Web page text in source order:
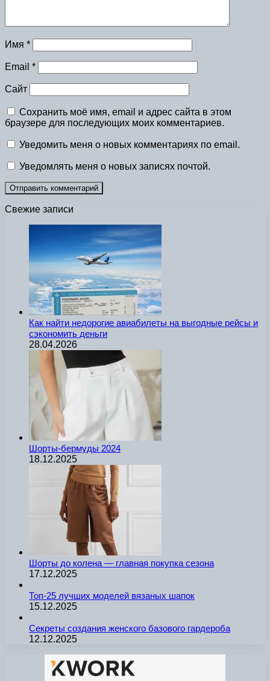
Имя *
Email *
Сайт
Сохранить моё имя, email и адрес сайта в этом
браузере для последующих моих комментариев.
Уведомить меня о новых комментариях по email.
Уведомлять меня о новых записях почтой.
Свежие записи
Как найти недорогие авиабилеты на выгодные рейсы и
сэкономить деньги
28.04.2026
Шорты-бермуды 2024
18.12.2025
Шорты до колена — главная покупка сезона
17.12.2025
Топ-25 лучших моделей вязаных шапок
15.12.2025
Секреты создания женского базового гардероба
12.12.2025